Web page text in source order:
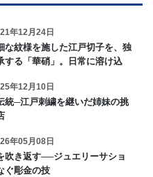
年12月24日
な紋様を施した江戸切子を、独
する「華硝」。日常に溶け込
てきたその魅力とは
年12月10日
統─江戸刺繍を継いだ姉妹の挑
年05月08日
吹き返す──ジュエリーサショ
ぐ彫金の技